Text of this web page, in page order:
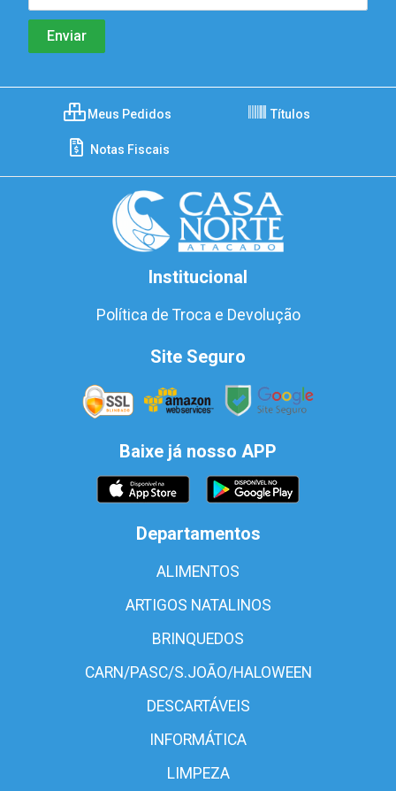
Meus Pedidos Títulos
Notas Fiscais
Institucional
Política de Troca e Devolução
Site Seguro
Baixe já nosso APP
Departamentos
ALIMENTOS
ARTIGOS NATALINOS
BRINQUEDOS
CARN/PASC/S.JOÃO/HALOWEEN
DESCARTÁVEIS
INFORMÁTICA
LIMPEZA